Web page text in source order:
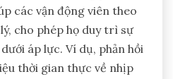
các vận động viên theo
cho phép họ duy trì sự
áp lực. Ví dụ, phản hồi
thời gian thực về nhịp